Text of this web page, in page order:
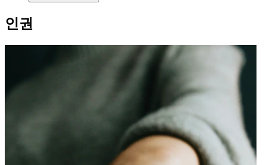
인권